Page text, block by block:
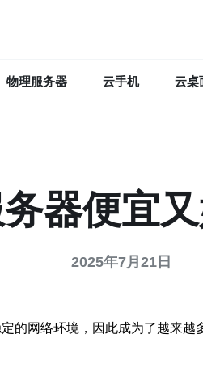
物理服务器 云手机 云桌
器便宜
2025年7月21日
的网络环境，因此成为了越来